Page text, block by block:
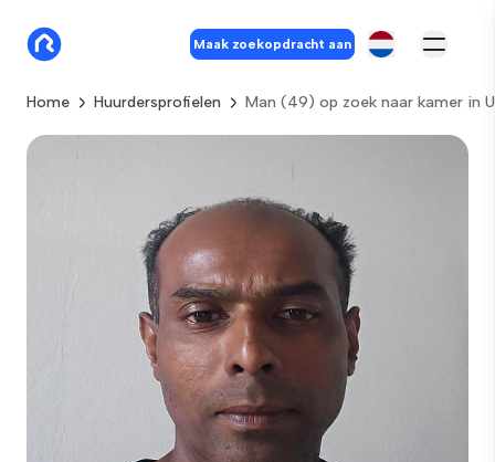
Maak zoekopdracht aan
Home Huurdersprofielen Man (49) op zoek naar kamer in